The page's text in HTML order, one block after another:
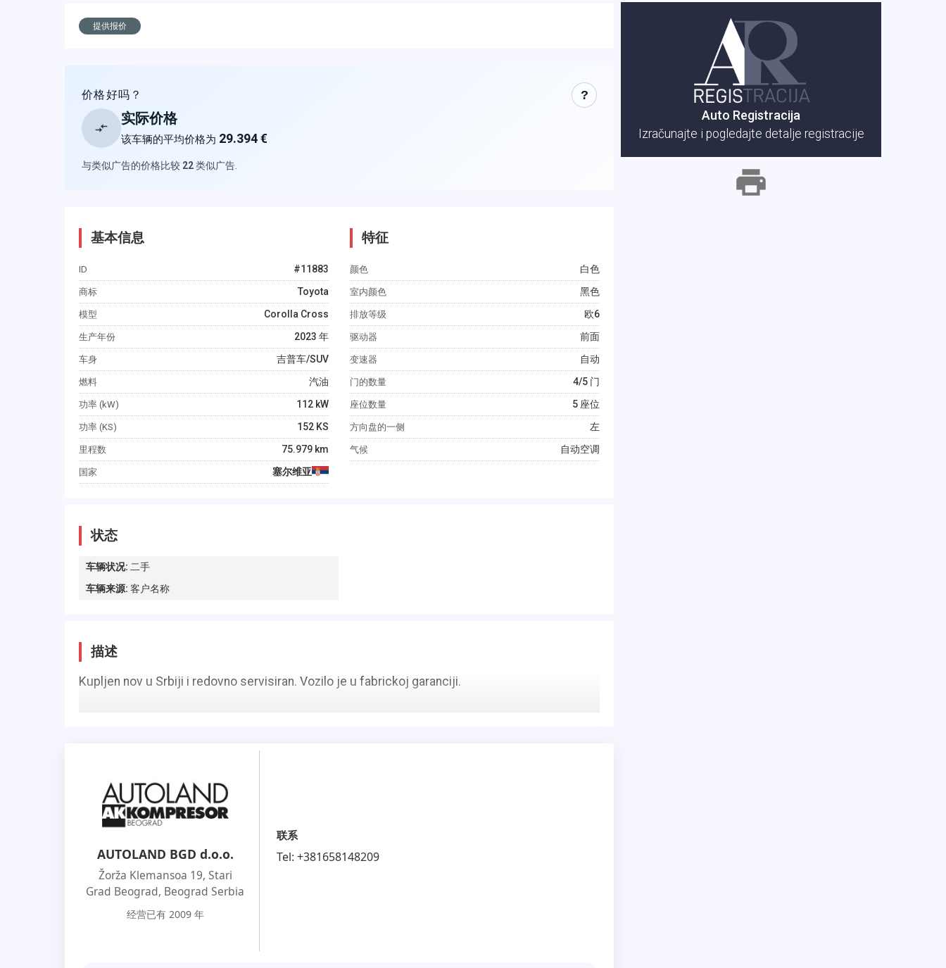
提供报价
价格好吗？ ?
实际价格
该车辆的平均价格为 29.394 €
与类似广告的价格比较 22类似广告
基本信息
ID #11883
商标 Toyota
模型 Corolla Cross
生产年份 2023 年
车身 吉普车/SUV
燃料 汽油
功率 (kW) 112 kW
功率 (KS) 152 KS
里程数 75.979 km
国家 塞尔维亚
特征
颜色 白色
室内颜色 黑色
排放等级 欧6
驱动器 前面
变速器 自动
门的数量 4/5 门
座位数量 5 座位
方向盘的一侧 左
气候 自动空调
状态
车辆状况: 二手
车辆来源: 客户名称
描述
Kupljen nov u Srbiji i redovno servisiran. Vozilo je u fabrickoj garanciji.
AUTOLAND BGD d.o.o.
Žorža Klemansoa 19, Stari
Grad Beograd, Beograd Serbia
经营已有 2009 年
联系
Tel: +381658148209
Auto Registracija
Izračunajte i pogledajte detalje registracije